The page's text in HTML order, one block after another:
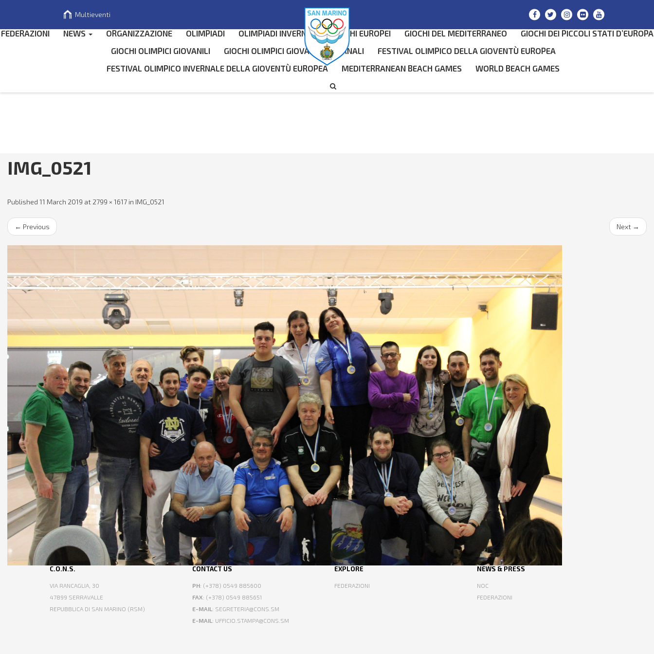
Multieventi
FEDERAZIONI NEWS ORGANIZZAZIONE OLIMPIADI OLIMPIADI INVERNALI GIOCHI EUROPEI GIOCHI DEL MEDITERRANEO
GIOCHI DEI PICCOLI STATI D’EUROPA
GIOCHI OLIMPICI GIOVANILI
GIOCHI OLIMPICI GIOVANILI INVERNALI
FESTIVAL OLIMPICO DELLA GIOVENTÙ EUROPEA
FESTIVAL OLIMPICO INVERNALE DELLA GIOVENTÙ EUROPEA
MEDITERRANEAN BEACH GAMES WORLD BEACH GAMES
for
IMG_0521
Published 11 March 2019 at 2799 × 1617 in IMG_0521
← Previous Next →
C.O.N.S.
VIA RANCAGLIA, 30
47899 SERRAVALLE
REPUBBLICA DI SAN MARINO (RSM)
CONTACT US
PH: (+378) 0549 885600
FAX: (+378) 0549 885651
E-MAIL: SEGRETERIA@CONS.SM
E-MAIL: UFFICIO.STAMPA@CONS.SM
EXPLORE
FEDERAZIONI
NEWS & PRESS
NOC
FEDERAZIONI